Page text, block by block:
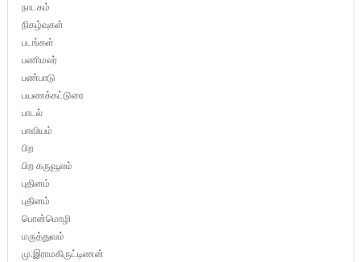
நாடகம்
நிகழ்வுகள்
படங்கள்
பணிமலர்
பண்பாடு
பயணக்கட்டுரை
பாடல்
பாவியம்
பிற
பிற கருவூலம்
புதினம்
புதினம்
பொன்மொழி
மருத்துவம்
மு.இராமகிருட்டிணன்